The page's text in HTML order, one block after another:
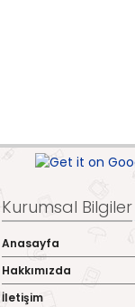
Kurumsal Bilgiler
Anasayfa
Hakkımızda
İletişim